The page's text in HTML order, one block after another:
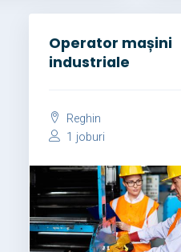
Operator mașini
industriale
Reghin
1 joburi